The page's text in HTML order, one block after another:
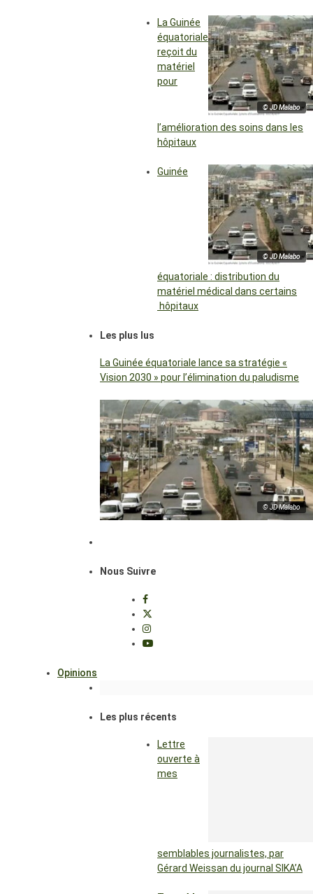
© JD Malabo
La Guinée
équatoriale
reçoit du
matériel
pour
l’amélioration des soins dans les
hôpitaux
© JD Malabo
Guinée
équatoriale : distribution du
matériel médical dans certains
hôpitaux
Les plus lus
La Guinée équatoriale lance sa stratégie «
Vision 2030 » pour l’élimination du paludisme
© JD Malabo
Nous Suivre
Opinions
Les plus récents
Lettre
ouverte à
mes
semblables journalistes, par
Gérard Weissan du journal SIKA’A